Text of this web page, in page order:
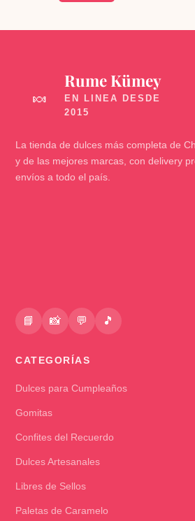
🍬
Rume Kümey
La tienda de dulces más completa de
y de las mejores marcas, con delivery
envíos a todo el país.
📘 📸 💬 🎵
CATEGORÍAS
Dulces para Cumpleaños
Gomitas
Confites del Recuerdo
Dulces Artesanales
Libres de Sellos
Paletas de Caramelo